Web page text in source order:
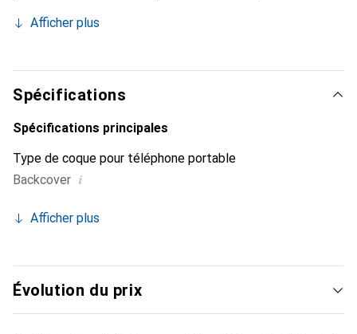
devient un accessoire chic et essentiel de votre
produits de haute qualité, la marque Noreve est un choix
sûr pour une clientèle exigeante.
Afficher plus
Spécifications
Spécifications principales
Type de coque pour téléphone portable
Backcover i
Afficher plus
Évolution du prix